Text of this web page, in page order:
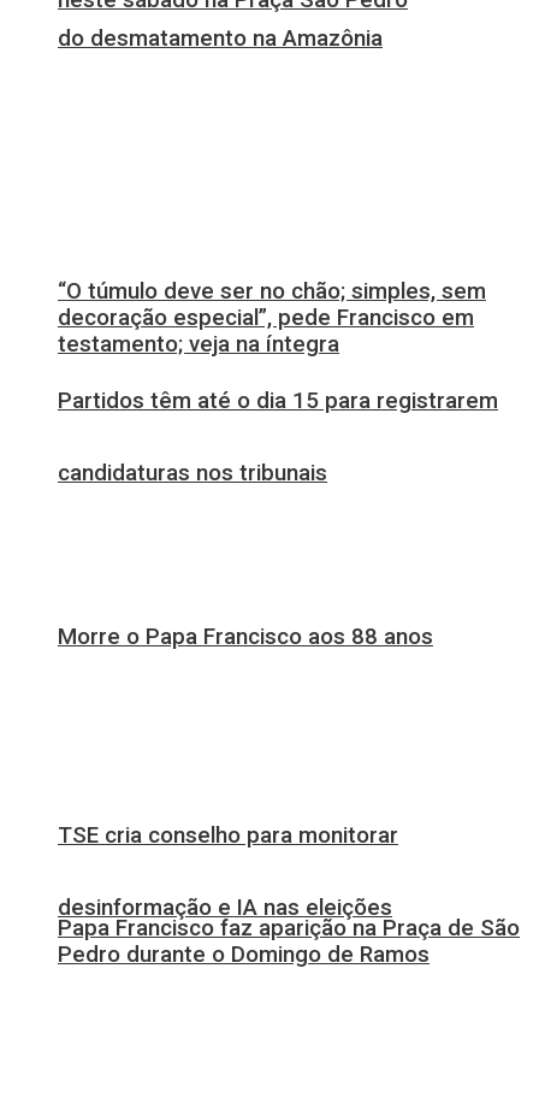
do desmatamento na Amazônia
Partidos têm até o dia 15 para registrarem
candidaturas nos tribunais
TSE cria conselho para monitorar
desinformação e IA nas eleições
“O túmulo deve ser no chão; simples, sem
decoração especial”, pede Francisco em
testamento; veja na íntegra
Morre o Papa Francisco aos 88 anos
Papa Francisco faz aparição na Praça de São
Pedro durante o Domingo de Ramos